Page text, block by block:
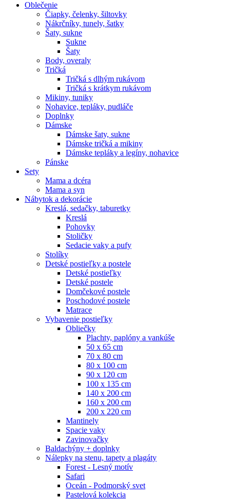
Oblečenie
Čiapky, čelenky, šiltovky
Nákrčníky, tunely, šatky
Šaty, sukne
Sukne
Šaty
Body, overaly
Tričká
Tričká s dlhým rukávom
Tričká s krátkym rukávom
Mikiny, tuniky
Nohavice, tepláky, pudláče
Doplnky
Dámske
Dámske šaty, sukne
Dámske tričká a mikiny
Dámske tepláky a legíny, nohavice
Pánske
Sety
Mama a dcéra
Mama a syn
Nábytok a dekorácie
Kreslá, sedačky, taburetky
Kreslá
Pohovky
Stoličky
Sedacie vaky a pufy
Stolíky
Detské postieľky a postele
Detské postieľky
Detské postele
Domčekové postele
Poschodové postele
Matrace
Vybavenie postieľky
Obliečky
Plachty, paplóny a vankúše
50 x 65 cm
70 x 80 cm
80 x 100 cm
90 x 120 cm
100 x 135 cm
140 x 200 cm
160 x 200 cm
200 x 220 cm
Mantinely
Spacie vaky
Zavinovačky
Baldachýny + doplnky
Nálepky na stenu, tapety a plagáty
Forest - Lesný motív
Safari
Oceán - Podmorský svet
Pastelová kolekcia